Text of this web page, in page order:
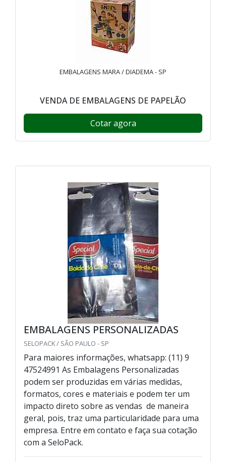
EMBALAGENS MARA / DIADEMA - SP
VENDA DE EMBALAGENS DE PAPELÃO
Cotar agora
EMBALAGENS PERSONALIZADAS
SELOPACK / SÃO PAULO - SP
Para maiores informações, whatsapp: (11) 9
47524991 As Embalagens Personalizadas
podem ser produzidas em várias medidas,
formatos, cores e materiais e podem ter um
impacto direto sobre as vendas de maneira
geral, pois, traz uma particularidade para uma
empresa. Entre em contato e faça sua cotação
com a SeloPack.